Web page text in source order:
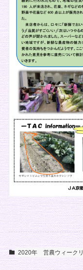
2020年 営農ウィーク